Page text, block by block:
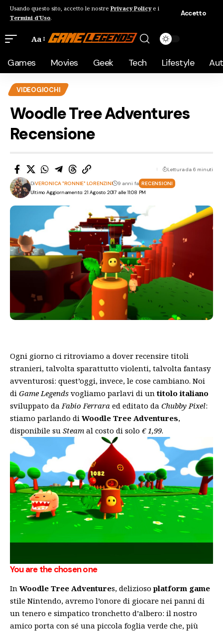
Usando questo sito, accetto le nostre Privacy Policye i
Termini d'Uso.
Accetto
Aa
Games Movies Geek Tech Lifestyle
VIDEOGIOCHI
Woodle Tree Adventures
Recensione
Ultimo Aggiornamento: 21 Agosto 2017 alle 11:08 PM
DiVERONICA "RONNIE" LORENZINI 9 anni fa RECENSIONI
Lettura da 6 minuti
Ogni giorno ci ritroviamo a dover recensire titoli
stranieri, talvolta sparattutto violenti, talvolta fantasy
avventurosi: quest’oggi, invece, le cose cambiano. Noi
di Game Legends vogliamo parlavi di untitolo italiano
sviluppato da Fabio Ferrara ed editato da Chubby Pixel:
stiamo parlando di Woodle Tree Adventures,
disponibile su Steam al costo di solo € 1,99.
You are the chosen one
In Woodle Tree Adventures, deliziosoplatform game
stile Nintendo, avremo l’onore di giocare nei panni di
un tenero e simpatico tronchetto d’albero: il nostro
amico porta con sé una piccola foglia verde che, più